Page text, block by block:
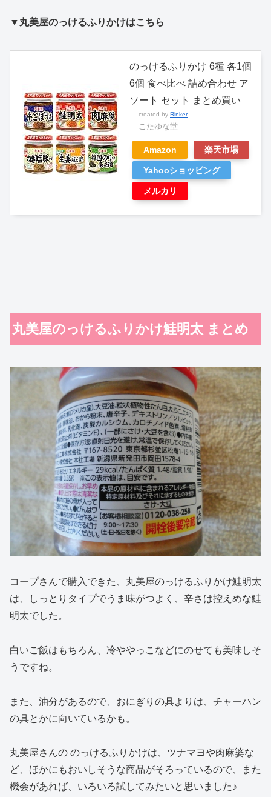
▼丸美屋のっけるふりかけはこちら
のっけるふりかけ 6種 各1個
6個 食べ比べ 詰め合わせ ア
ソート セット まとめ買い
created by Rinker
こたゆな堂
Amazon 楽天市場
Yahooショッピング
メルカリ
丸美屋のっけるふりかけ鮭明太 まとめ
コープさんで購入できた、丸美屋のっけるふりかけ鮭明太
は、しっとりタイプでうま味がつよく、辛さは控えめな鮭
明太でした。
白いご飯はもちろん、冷ややっこなどにのせても美味しそ
うですね。
また、油分があるので、おにぎりの具よりは、チャーハン
の具とかに向いているかも。
丸美屋さんの のっけるふりかけは、ツナマヨや肉麻婆な
ど、ほかにもおいしそうな商品がそろっているので、また
機会があれば、いろいろ試してみたいと思いました♪